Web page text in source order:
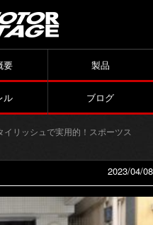
要 製品
ル ブログ
イリッシュで実用的！スポーツス
2023/04/08